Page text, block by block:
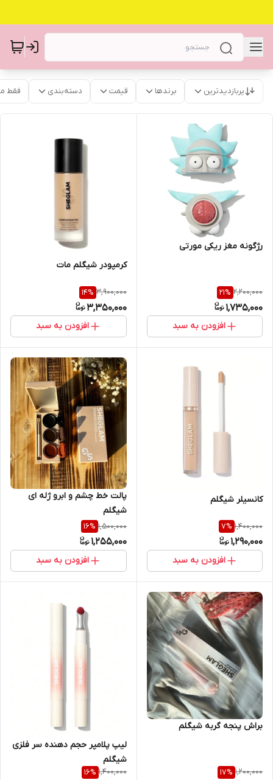
پربازدیدترین برندها قیمت دسته‌بندی فقط
رژگونه مغز ریکی مورتی
2,200,000
21%
1,735,000
افزودن به سبد
کرمپودر شیگلم مات
3,900,000
14%
3,350,000
افزودن به سبد
کانسیلر شیگلم
1,400,000
7%
1,290,000
افزودن به سبد
پالت خط چشم و ابرو ژله ای
شیگلم
1,500,000
16%
1,255,000
افزودن به سبد
براش پنجه گربه شیگلم
1,200,000
17%
لیپ پلامپر حجم دهنده سر فلزی
شیگلم
1,400,000
16%